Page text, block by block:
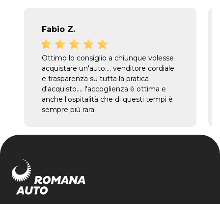
Fabio Z.
Ottimo lo consiglio a chiunque volesse
acquistare un'auto.... venditore cordiale
e trasparenza su tutta la pratica
d'acquisto.... l'accoglienza è ottima e
anche l'ospitalità che di questi tempi è
sempre più rara!